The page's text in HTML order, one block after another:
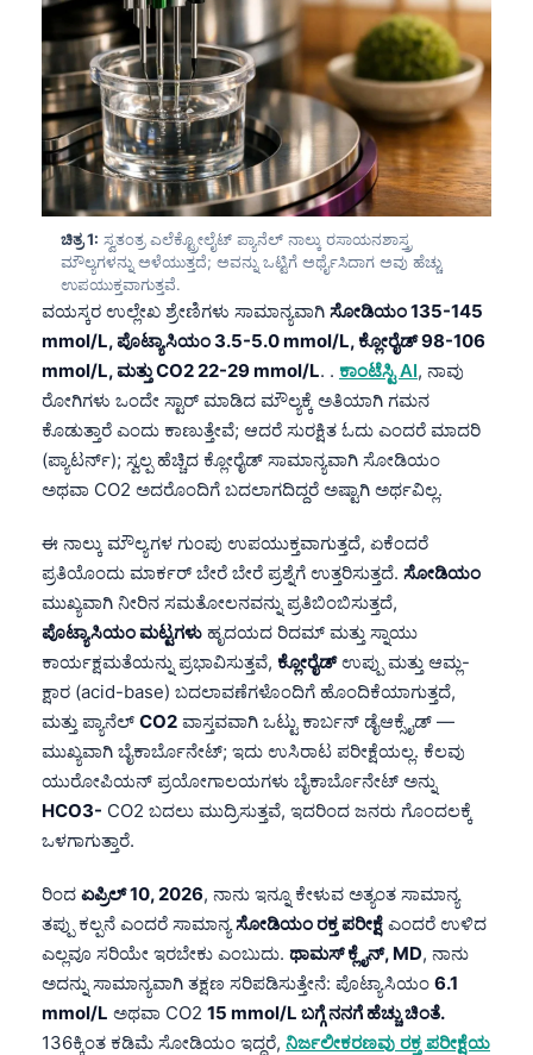
ಚಿತ್ರ 1: ಸ್ವತಂತ್ರ ಎಲೆಕ್ಟ್ರೋಲೈಟ್ ಪ್ಯಾನೆಲ್ ನಾಲ್ಕು ರಸಾಯನಶಾಸ್ತ್ರ
ಮೌಲ್ಯಗಳನ್ನು ಅಳೆಯುತ್ತದೆ; ಅವನ್ನು ಒಟ್ಟಿಗೆ ಅರ್ಥೈಸಿದಾಗ ಅವು ಹೆಚ್ಚು
ಉಪಯುಕ್ತವಾಗುತ್ತವೆ.
ವಯಸ್ಕರ ಉಲ್ಲೇಖ ಶ್ರೇಣಿಗಳು ಸಾಮಾನ್ಯವಾಗಿ ಸೋಡಿಯಂ 135-145
mmol/L, ಪೊಟ್ಯಾಸಿಯಂ 3.5-5.0 mmol/L, ಕ್ಲೋರೈಡ್ 98-106
mmol/L, ಮತ್ತು CO2 22-29 mmol/L. . ಕಾಂಟೆಸ್ಟಿ AI, ನಾವು
ರೋಗಿಗಳು ಒಂದೇ ಸ್ಟಾರ್ ಮಾಡಿದ ಮೌಲ್ಯಕ್ಕೆ ಅತಿಯಾಗಿ ಗಮನ
ಕೊಡುತ್ತಾರೆ ಎಂದು ಕಾಣುತ್ತೇವೆ; ಆದರೆ ಸುರಕ್ಷಿತ ಓದು ಎಂದರೆ ಮಾದರಿ
(ಪ್ಯಾಟರ್ನ್); ಸ್ವಲ್ಪ ಹೆಚ್ಚಿದ ಕ್ಲೋರೈಡ್ ಸಾಮಾನ್ಯವಾಗಿ ಸೋಡಿಯಂ
ಅಥವಾ CO2 ಅದರೊಂದಿಗೆ ಬದಲಾಗದಿದ್ದರೆ ಅಷ್ಟಾಗಿ ಅರ್ಥವಿಲ್ಲ.
ಈ ನಾಲ್ಕು ಮೌಲ್ಯಗಳ ಗುಂಪು ಉಪಯುಕ್ತವಾಗುತ್ತದೆ, ಏಕೆಂದರೆ
ಪ್ರತಿಯೊಂದು ಮಾರ್ಕರ್ ಬೇರೆ ಬೇರೆ ಪ್ರಶ್ನೆಗೆ ಉತ್ತರಿಸುತ್ತದೆ. ಸೋಡಿಯಂ
ಮುಖ್ಯವಾಗಿ ನೀರಿನ ಸಮತೋಲನವನ್ನು ಪ್ರತಿಬಿಂಬಿಸುತ್ತದೆ,
ಪೊಟ್ಯಾಸಿಯಂ ಮಟ್ಟಗಳು ಹೃದಯದ ರಿದಮ್ ಮತ್ತು ಸ್ನಾಯು
ಕಾರ್ಯಕ್ಷಮತೆಯನ್ನು ಪ್ರಭಾವಿಸುತ್ತವೆ, ಕ್ಲೋರೈಡ್ಉಪ್ಪು ಮತ್ತು ಆಮ್ಲ-
ಕ್ಷಾರ (acid-base) ಬದಲಾವಣೆಗಳೊಂದಿಗೆ ಹೊಂದಿಕೆಯಾಗುತ್ತದೆ,
ಮತ್ತು ಪ್ಯಾನೆಲ್ CO2 ವಾಸ್ತವವಾಗಿ ಒಟ್ಟು ಕಾರ್ಬನ್ ಡೈಆಕ್ಸೈಡ್ —
ಮುಖ್ಯವಾಗಿ ಬೈಕಾರ್ಬೊನೇಟ್; ಇದು ಉಸಿರಾಟ ಪರೀಕ್ಷೆಯಲ್ಲ. ಕೆಲವು
ಯುರೋಪಿಯನ್ ಪ್ರಯೋಗಾಲಯಗಳು ಬೈಕಾರ್ಬೊನೇಟ್ ಅನ್ನು
HCO3- CO2 ಬದಲು ಮುದ್ರಿಸುತ್ತವೆ, ಇದರಿಂದ ಜನರು ಗೊಂದಲಕ್ಕೆ
ಒಳಗಾಗುತ್ತಾರೆ.
ರಿಂದ ಏಪ್ರಿಲ್ 10, 2026, ನಾನು ಇನ್ನೂ ಕೇಳುವ ಅತ್ಯಂತ ಸಾಮಾನ್ಯ
ತಪ್ಪು ಕಲ್ಪನೆ ಎಂದರೆ ಸಾಮಾನ್ಯಸೋಡಿಯಂ ರಕ್ತ ಪರೀಕ್ಷೆ ಎಂದರೆ ಉಳಿದ
ಎಲ್ಲವೂ ಸರಿಯೇ ಇರಬೇಕು ಎಂಬುದು. ಥಾಮಸ್ ಕ್ಲೈನ್, MD, ನಾನು
ಅದನ್ನು ಸಾಮಾನ್ಯವಾಗಿ ತಕ್ಷಣ ಸರಿಪಡಿಸುತ್ತೇನೆ: ಪೊಟ್ಯಾಸಿಯಂ 6.1
mmol/L ಅಥವಾ CO2 15 mmol/L ಬಗ್ಗೆ ನನಗೆ ಹೆಚ್ಚು ಚಿಂತೆ.
136ಕ್ಕಿಂತ ಕಡಿಮೆ ಸೋಡಿಯಂ ಇದ್ದರೆ, ನಿರ್ಜಲೀಕರಣವು ರಕ್ತ ಪರೀಕ್ಷೆಯ